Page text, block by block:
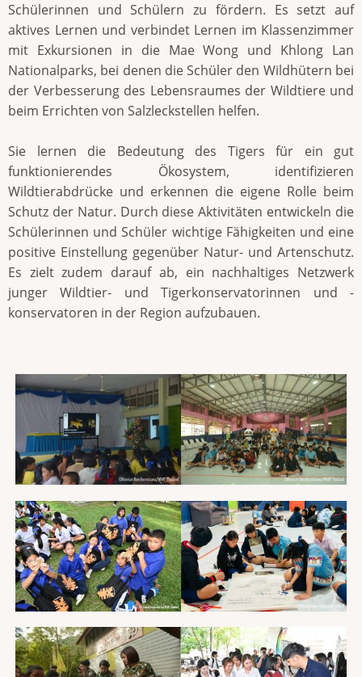
Schülerinnen und Schülern zu fördern. Es setzt auf
aktives Lernen und verbindet Lernen im Klassenzimmer
mit Exkursionen in die Mae Wong und Khlong Lan
Nationalparks, bei denen die Schüler den Wildhütern bei
der Verbesserung des Lebensraumes der Wildtiere und
beim Errichten von Salzleckstellen helfen.
Sie lernen die Bedeutung des Tigers für ein gut
funktionierendes Ökosystem, identifizieren
Wildtierabdrücke und erkennen die eigene Rolle beim
Schutz der Natur. Durch diese Aktivitäten entwickeln die
Schülerinnen und Schüler wichtige Fähigkeiten und eine
positive Einstellung gegenüber Natur- und Artenschutz.
Es zielt zudem darauf ab, ein nachhaltiges Netzwerk
junger Wildtier- und Tigerkonservatorinnen und -
konservatoren in der Region aufzubauen.